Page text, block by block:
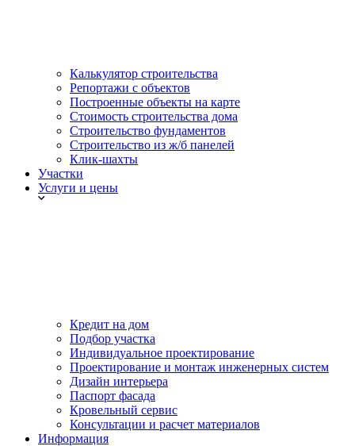
Калькулятор строительства
Репортажи с объектов
Построенные объекты на карте
Стоимость строительства дома
Строительство фундаментов
Строительство из ж/б панелей
Клик-шахты
Участки
Услуги и цены
Кредит на дом
Подбор участка
Индивидуальное проектирование
Проектирование и монтаж инженерных систем
Дизайн интерьера
Паспорт фасада
Кровельный сервис
Консультации и расчет материалов
Информация